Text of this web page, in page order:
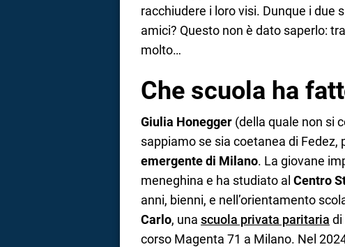
racchiudere i loro visi. Dunque i due
amici? Questo non è dato saperlo:
molto…
Che scuola ha
Giulia Honegger (della quale non si
sappiamo se sia coetanea di Fedez,
emergente di Milano. La giovane
meneghina e ha studiato al Centro
anni, bienni, e nell’orientamento
Carlo, una scuola privata paritaria di
corso Magenta 71 a Milano. Nel